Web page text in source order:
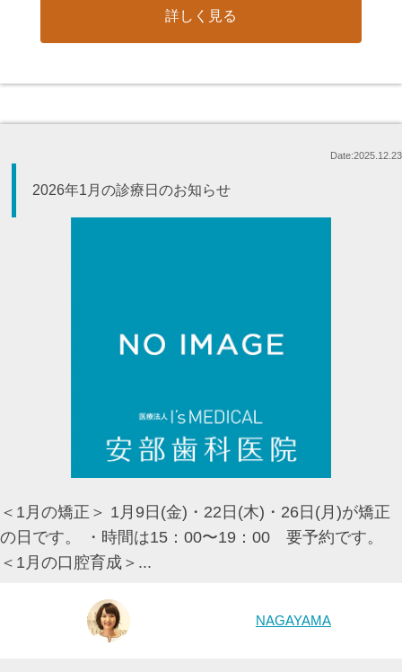
詳しく見る
Date:2025.12.23
2026年1月の診療日のお知らせ
＜1月の矯正＞ 1月9日(金)・22日(木)・26日(月)が矯正
の日です。 ・時間は15：00〜19：00 要予約です。
＜1月の口腔育成＞...
NAGAYAMA